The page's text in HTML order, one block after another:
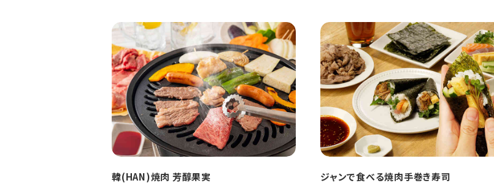
韓(HAN)焼肉 芳醇果実 ジャンで食べる焼肉手巻き寿司